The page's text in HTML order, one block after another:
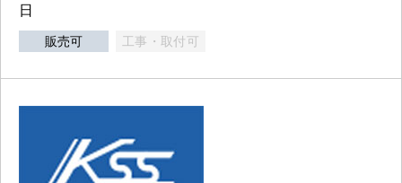
日
販売可 工事・取付可